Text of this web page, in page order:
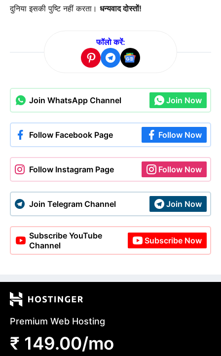
दुनिया इसकी पुष्टि नहीं करता। धन्यवाद दोस्तों!
फॉलो करें:
Join WhatsApp Channel Join Now
Follow Facebook Page Follow Now
Follow Instagram Page Follow Now
Join Telegram Channel Join Now
Subscribe YouTube
Channel
Subscribe Now
Premium Web Hosting
₹ 149.00/mo